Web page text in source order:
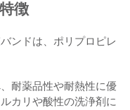
徴
ンドは、ポリプロピレ
耐薬品性や耐熱性に優
カリや酸性の洗浄剤に